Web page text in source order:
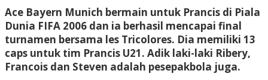
Ace Bayern Munich bermain untuk Prancis di Piala
Dunia FIFA 2006 dan ia berhasil mencapai final
turnamen bersama les Tricolores. Dia memiliki 13
caps untuk tim Prancis U21. Adik laki-laki Ribery,
Francois dan Steven adalah pesepakbola juga.